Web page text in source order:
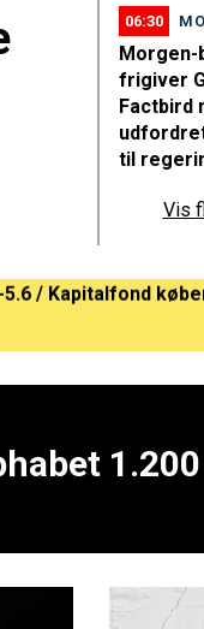
06:30
Morgen-
frigiver
Factbird
til
Vis